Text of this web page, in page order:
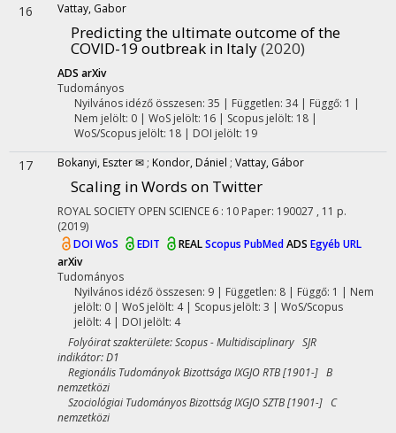
16 Vattay, Gabor
Predicting the ultimate outcome of the
COVID-19 outbreak in Italy(2020)
ADS arXiv
Tudományos
Nyilvános idéző összesen: 35 | Független: 34 | Függő: 1 |
Nem jelölt: 0 | WoS jelölt: 16 | Scopus jelölt: 18 |
WoS/Scopus jelölt: 18 | DOI jelölt: 19
17 Bokanyi, Eszter ✉ ; Kondor, Dániel ; Vattay, Gábor
Scaling in Words on Twitter
ROYAL SOCIETY OPEN SCIENCE 6 : 10 Paper: 190027 , 11 p.
(2019)
DOIWoS EDIT REALScopus PubMedADS Egyéb URL
arXiv
Tudományos
Nyilvános idéző összesen: 9| Független: 8 | Függő: 1 | Nem
jelölt: 0 | WoS jelölt: 4 | Scopus jelölt: 3 | WoS/Scopus
jelölt: 4 | DOI jelölt: 4
Folyóirat szakterülete: Scopus - Multidisciplinary SJR
indikátor: D1
Regionális Tudományok Bizottsága IXGJO RTB [1901-] B
nemzetközi
Szociológiai Tudományos Bizottság IXGJO SZTB [1901-] C
nemzetközi